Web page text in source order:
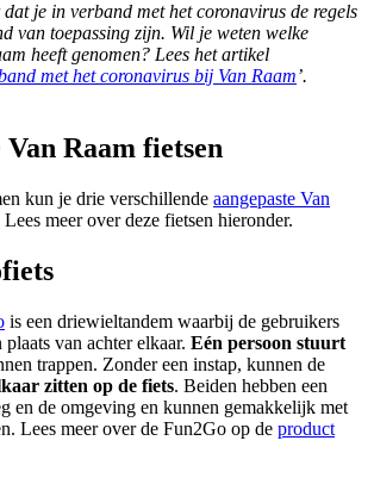
je in verband met het coronavirus de regels
van toepassing zijn. Wil je weten welke
heeft genomen? Lees het artikel
met het coronavirus bij Van Raam’.
Raam fietsen
kun je drie verschillende aangepaste Van
meer over deze fietsen hieronder.
is een driewieltandem waarbij de gebruikers
van achter elkaar. Eén persoon stuurt
trappen. Zonder een instap, kunnen de
zitten op de fiets. Beiden hebben een
en de omgeving en kunnen gemakkelijk met
Lees meer over de Fun2Go op de product